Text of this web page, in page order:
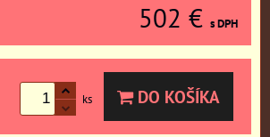
502 € s DPH
ks DO KOŠÍKA